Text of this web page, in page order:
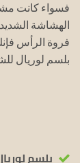
فسواء كانت
الهشاشة
فروة الرأس
بلسم لوريال